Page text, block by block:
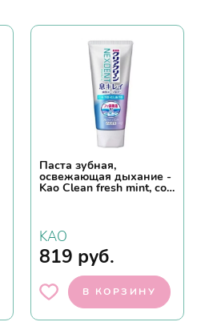
Паста зубная,
освежающая дыхание -
Kao Clean fresh mint, со
KAO
819 руб.
В КОРЗИНУ